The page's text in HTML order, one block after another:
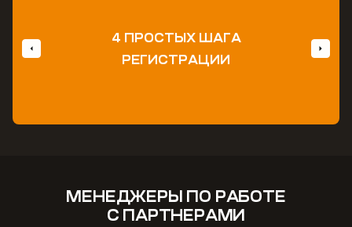
4 ПРОСТЫХ ШАГА
РЕГИСТРАЦИИ
МЕНЕДЖЕРЫ ПО РАБОТЕ
С ПАРТНЕРАМИ